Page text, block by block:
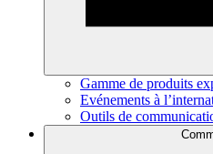
Gamme de produits
Evénements à
Outils de